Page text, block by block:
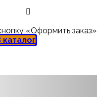
«Оформить заказ»
каталог